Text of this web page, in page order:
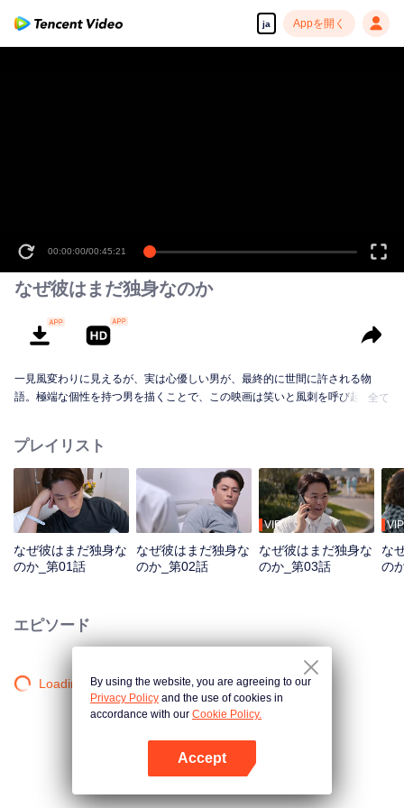
ja Appを開く
00:00:00/00:45:21
なぜ彼はまだ独身なのか
一見風変わりに見えるが、実は心優しい男が、最終的に世間に許される物
語。極端な個性を持つ男を描くことで、この映画は笑いと風刺を呼び起こ
避けられるストレートな男か？「結婚したくない」のか、「結婚できない」
のか？この風変わりな独身の叔父は、ついに理想の女性と出会った時、どの
ように状況に対処し、彼女の心を掴むのだろうか？食に決まった好みはな
い。自分の口に合うものは貴重だ！結婚を拒む男などいない。ただ、運命の
人を見つけていないだけなのだ。
全て
プレイリスト
なぜ彼はまだ独身な
のか_第01話
なぜ彼はまだ独身な
のか_第02話
VIP
なぜ彼はまだ独身な
のか_第03話
VIP
な
の
エピソード
Loading…By using the website, you are agreeing to our
Privacy Policy and the use of cookies in
accordance with our Cookie Policy.
Accept